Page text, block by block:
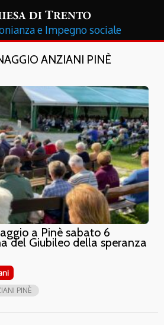
e Impegno sociale
ANZIANI PINÈ
a Pinè sabato 6
del Giubileo della speranza
PINÈ